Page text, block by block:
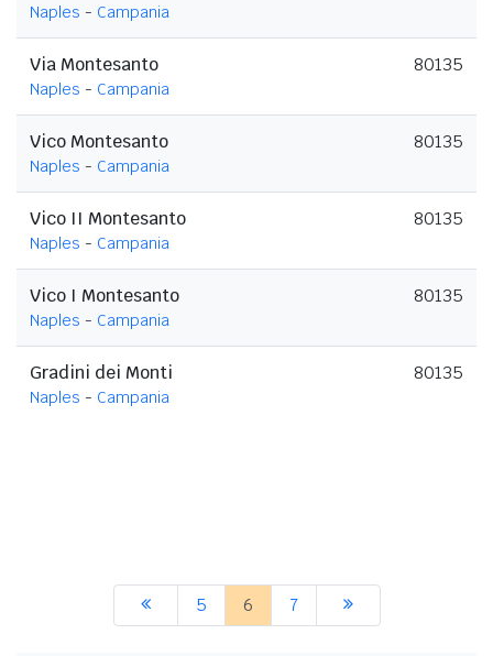
Naples - Campania
Via Montesanto
Naples - Campania
80135
Vico Montesanto
Naples - Campania
80135
Vico II Montesanto
Naples - Campania
80135
Vico I Montesanto
Naples - Campania
80135
Gradini dei Monti
Naples - Campania
80135
5 6 7